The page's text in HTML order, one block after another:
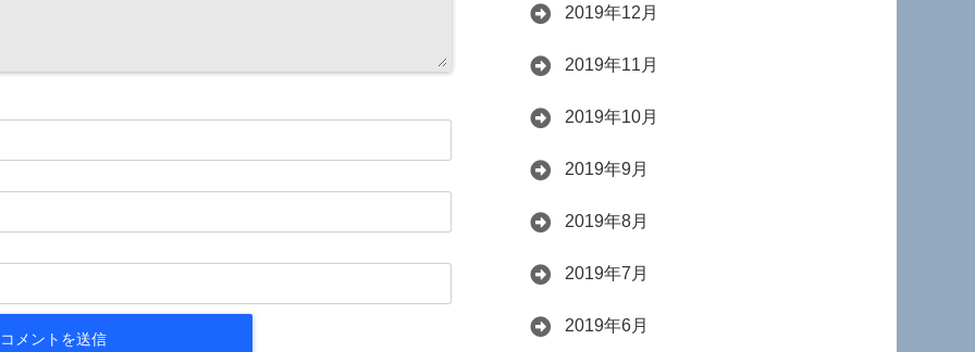
2019年12月
2019年11月
2019年10月
2019年9月
2019年8月
2019年7月
2019年6月